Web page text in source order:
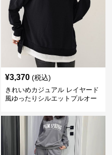
¥3,370 (税込)
きれいめカジュアル レイヤード
風ゆったりシルエットプルオー